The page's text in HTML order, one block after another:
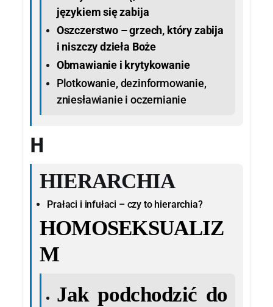
językiem się zabija
Oszczerstwo – grzech, który zabija
i niszczy dzieła Boże
Obmawianie i krytykowanie
Plotkowanie, dezinformowanie,
zniesławianie i oczernianie
H
HIERARCHIA
Prałaci i infułaci – czy to hierarchia?
HOMOSEKSUALIZ
M
Jak podchodzić do